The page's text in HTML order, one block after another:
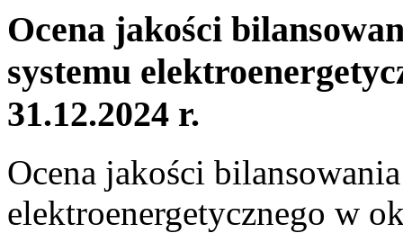
Ocena jakości
systemu
31.12.2024 r.
Ocena jakości
elektroenergetycznego w